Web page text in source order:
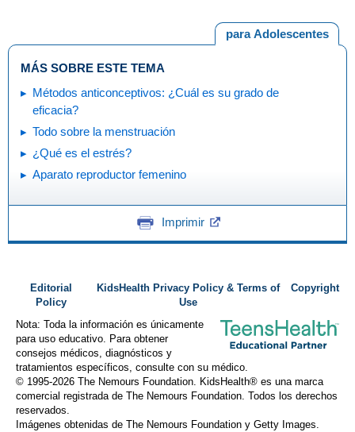
para Adolescentes
MÁS SOBRE ESTE TEMA
Métodos anticonceptivos: ¿Cuál es su grado de
eficacia?
Todo sobre la menstruación
¿Qué es el estrés?
Aparato reproductor femenino
Imprimir
Editorial
Policy
KidsHealth Privacy Policy & Terms of
Use
Copyright
Nota: Toda la información es únicamente
para uso educativo. Para obtener
consejos médicos, diagnósticos y
tratamientos específicos, consulte con su médico.
© 1995-2026 The Nemours Foundation. KidsHealth® es una marca
comercial registrada de The Nemours Foundation. Todos los derechos
reservados.
Imágenes obtenidas de The Nemours Foundation y Getty Images.